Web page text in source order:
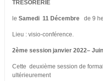
TRESORERIE
le Samedi 11 Décembre de 9
Lieu : visio-conférence.
2ème session janvier 2022–
Cette deuxième session de
ultérieurement